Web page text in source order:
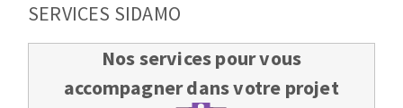
SERVICES SIDAMO
Nos services pour vous
accompagner dans votre projet